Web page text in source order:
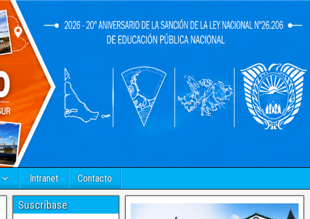
Intranet Contacto
Suscríbase